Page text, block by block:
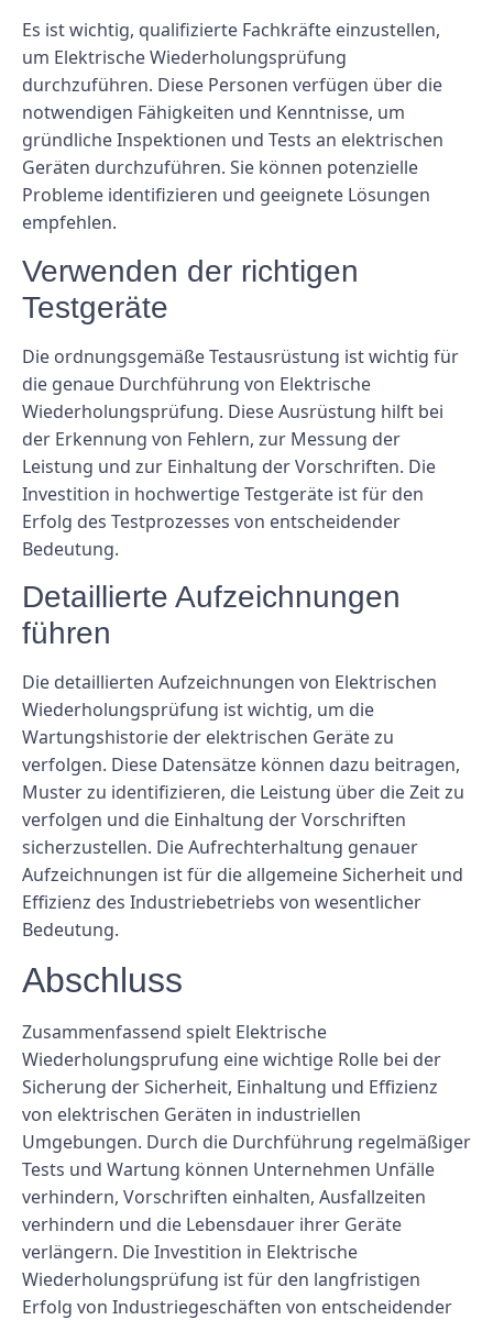
Es ist wichtig, qualifizierte Fachkräfte einzustellen,
um Elektrische Wiederholungsprüfung
durchzuführen. Diese Personen verfügen über die
notwendigen Fähigkeiten und Kenntnisse, um
gründliche Inspektionen und Tests an elektrischen
Geräten durchzuführen. Sie können potenzielle
Probleme identifizieren und geeignete Lösungen
empfehlen.
Verwenden der richtigen
Testgeräte
Die ordnungsgemäße Testausrüstung ist wichtig für
die genaue Durchführung von Elektrische
Wiederholungsprüfung. Diese Ausrüstung hilft bei
der Erkennung von Fehlern, zur Messung der
Leistung und zur Einhaltung der Vorschriften. Die
Investition in hochwertige Testgeräte ist für den
Erfolg des Testprozesses von entscheidender
Bedeutung.
Detaillierte Aufzeichnungen
führen
Die detaillierten Aufzeichnungen von Elektrischen
Wiederholungsprüfung ist wichtig, um die
Wartungshistorie der elektrischen Geräte zu
verfolgen. Diese Datensätze können dazu beitragen,
Muster zu identifizieren, die Leistung über die Zeit zu
verfolgen und die Einhaltung der Vorschriften
sicherzustellen. Die Aufrechterhaltung genauer
Aufzeichnungen ist für die allgemeine Sicherheit und
Effizienz des Industriebetriebs von wesentlicher
Bedeutung.
Abschluss
Zusammenfassend spielt Elektrische
Wiederholungsprufung eine wichtige Rolle bei der
Sicherung der Sicherheit, Einhaltung und Effizienz
von elektrischen Geräten in industriellen
Umgebungen. Durch die Durchführung regelmäßiger
Tests und Wartung können Unternehmen Unfälle
verhindern, Vorschriften einhalten, Ausfallzeiten
verhindern und die Lebensdauer ihrer Geräte
verlängern. Die Investition in Elektrische
Wiederholungsprüfung ist für den langfristigen
Erfolg von Industriegeschäften von entscheidender